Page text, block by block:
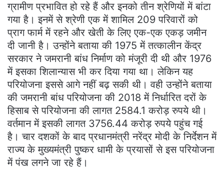
ग्रामीण प्रभावित हो रहे हैं और इनको तीन श्रेणियों में बांटा
गया है। इनमें से श्रेणी एक में शामिल 209 परिवारों को
प्राग फार्म में रहने और खेती के लिए एक-एक एकड़ जमीन
दी जानी है। उन्होंने बताया की 1975 में तत्कालीन केंद्र
सरकार ने जमरानी बांध निर्माण को मंजूरी दी थी और 1976
में इसका शिलान्यास भी कर दिया गया था। लेकिन यह
परियोजना इससे आगे नहीं बढ़ सकी थी। वही उन्होंने बताया
की जमरानी बांध परियोजना की 2018 में निर्धारित दरों के
हिसाब से परियोजना की लागत 2584.1 करोड़ रुपये थी।
वर्तमान में इसकी लागत 3756.44 करोड़ रुपये पहुंच गई
है। चार दशकों के बाद प्रधानमंत्री नरेंद्र मोदी के निर्देशन में
राज्य के मुख्यमंत्री पुष्कर धामी के प्रयासों से इस परियोजना
में पंख लगने जा रहे हैं।